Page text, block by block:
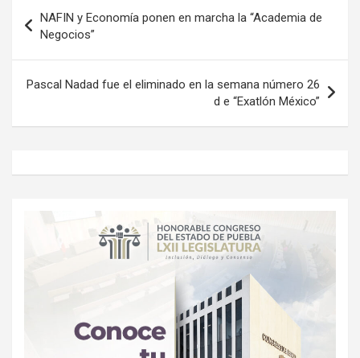
de
entradas
NAFIN y Economía ponen en marcha la “Academia de
Negocios”
Pascal Nadad fue el eliminado en la semana número 26
d e “Exatlón México”